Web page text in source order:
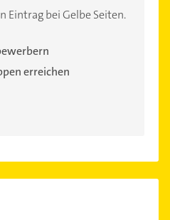
Eintrag bei Gelbe Seiten.
erreichen